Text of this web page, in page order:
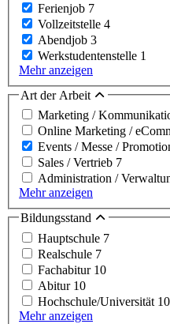
Ferienjob 7
Vollzeitstelle 4
Abendjob 3
Werkstudentenstelle 1
Mehr anzeigen
Art der Arbeit
Marketing /
Online Marketing /
Events / Messe /
Sales / Vertrieb 7
Administration /
Mehr anzeigen
Bildungsstand
Hauptschule 7
Realschule 7
Fachabitur 10
Abitur 10
Hochschule/Universität 10
Mehr anzeigen